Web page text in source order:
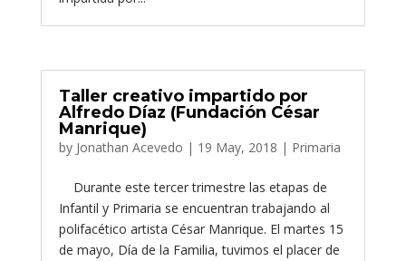
Taller creativo impartido por
Alfredo Díaz (Fundación César
Manrique)
by Jonathan Acevedo | 19 May, 2018 | Primaria
Durante este tercer trimestre las etapas de
Infantil y Primaria se encuentran trabajando al
polifacético artista César Manrique. El martes 15
de mayo, Día de la Familia, tuvimos el placer de